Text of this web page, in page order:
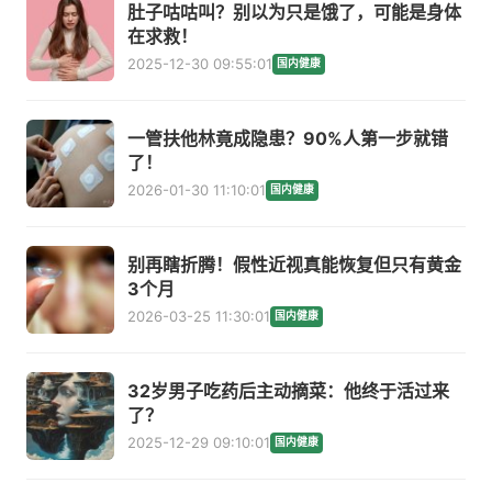
肚子咕咕叫？别以为只是饿了，可能是身体
在求救！
2025-12-30 09:55:01 国内健康
一管扶他林竟成隐患？90%人第一步就错
了！
2026-01-30 11:10:01 国内健康
别再瞎折腾！假性近视真能恢复但只有黄金
3个月
2026-03-25 11:30:01 国内健康
32岁男子吃药后主动摘菜：他终于活过来
了？
2025-12-29 09:10:01 国内健康